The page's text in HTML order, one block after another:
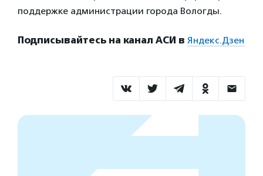
поддержке администрации города Вологды.
Подписывайтесь на канал АСИ в Яндекс.Дзен